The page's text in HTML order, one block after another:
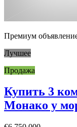
Премиум
Лучшее
Продажа
Купить 3
Монако у